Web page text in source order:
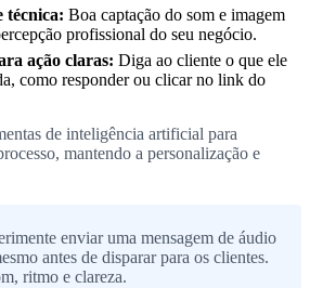
técnica: Boa captação do som e imagem
profissional do seu negócio.
ação claras: Diga ao cliente o que ele
como responder ou clicar no link do
de inteligência artificial para
mantendo a personalização e
enviar uma mensagem de áudio
antes de disparar para os clientes.
ritmo e clareza.